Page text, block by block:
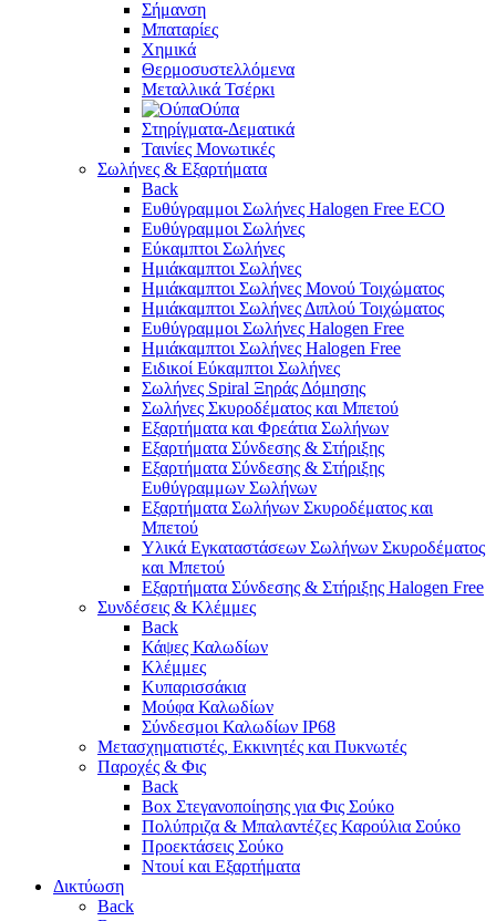
Σήμανση
Μπαταρίες
Χημικά
Θερμοσυστελλόμενα
Μεταλλικά Τσέρκι
Ούπα
Στηρίγματα-Δεματικά
Ταινίες Μονωτικές
Σωλήνες & Εξαρτήματα
Back
Ευθύγραμμοι Σωλήνες Halogen Free ECO
Ευθύγραμμοι Σωλήνες
Εύκαμπτοι Σωλήνες
Ημιάκαμπτοι Σωλήνες
Ημιάκαμπτοι Σωλήνες Μονού Τοιχώματος
Ημιάκαμπτοι Σωλήνες Διπλού Τοιχώματος
Ευθύγραμμοι Σωλήνες Halogen Free
Ημιάκαμπτοι Σωλήνες Halogen Free
Ειδικοί Εύκαμπτοι Σωλήνες
Σωλήνες Spiral Ξηράς Δόμησης
Σωλήνες Σκυροδέματος και Μπετού
Εξαρτήματα και Φρεάτια Σωλήνων
Εξαρτήματα Σύνδεσης & Στήριξης
Εξαρτήματα Σύνδεσης & Στήριξης
Ευθύγραμμων Σωλήνων
Εξαρτήματα Σωλήνων Σκυροδέματος και
Μπετού
Υλικά Εγκαταστάσεων Σωλήνων Σκυροδέματος
και Μπετού
Εξαρτήματα Σύνδεσης & Στήριξης Halogen Free
Συνδέσεις & Κλέμμες
Back
Κάψες Καλωδίων
Κλέμμες
Κυπαρισσάκια
Μούφα Καλωδίων
Σύνδεσμοι Καλωδίων IP68
Μετασχηματιστές, Εκκινητές και Πυκνωτές
Παροχές & Φις
Back
Box Στεγανοποίησης για Φις Σούκο
Πολύπριζα & Μπαλαντέζες Καρούλια Σούκο
Προεκτάσεις Σούκο
Ντουί και Εξαρτήματα
Δικτύωση
Back